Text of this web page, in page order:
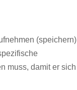
(speichern)
muss, damit er sich